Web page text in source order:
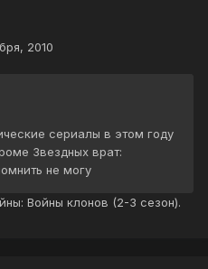
2010
сериалы в этом году
Звездных врат:
не могу
Войны клонов (2-3 сезон).